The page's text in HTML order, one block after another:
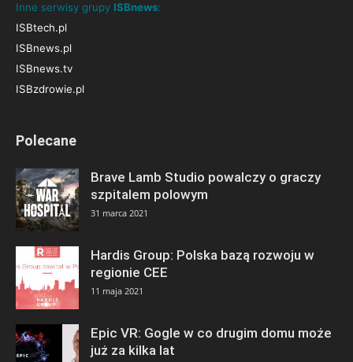
Inne serwisy grupy ISBnews:
ISBtech.pl
ISBnews.pl
ISBnews.tv
ISBzdrowie.pl
Polecane
Brave Lamb Studio powalczy o graczy
szpitalem polowym
31 marca 2021
Hardis Group: Polska bazą rozwoju w
regionie CEE
11 maja 2021
Epic VR: Gogle w co drugim domu może
już za kilka lat